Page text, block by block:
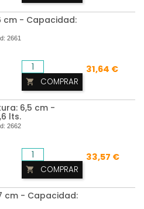
cm - Capacidad:
2661
31,64 €
 COMPRAR
6,5 cm -
lts.
2662
33,57 €
 COMPRAR
cm - Capacidad: